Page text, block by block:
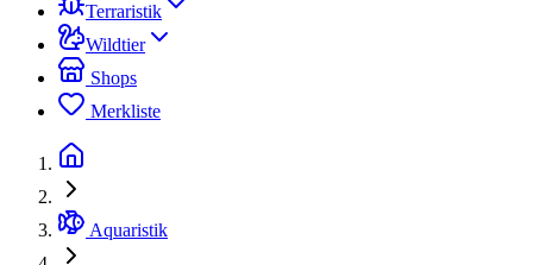
Terraristik
Wildtier
Shops
Merkliste
Aquaristik